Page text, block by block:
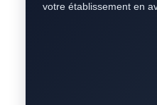
votre établissement en